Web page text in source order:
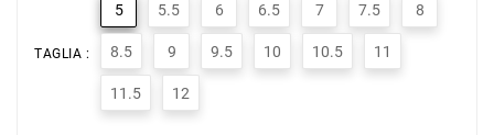
TAGLIA :
5 5.5 6 6.5 7 7.5 8
8.5 9 9.5 10 10.5 11
11.5 12